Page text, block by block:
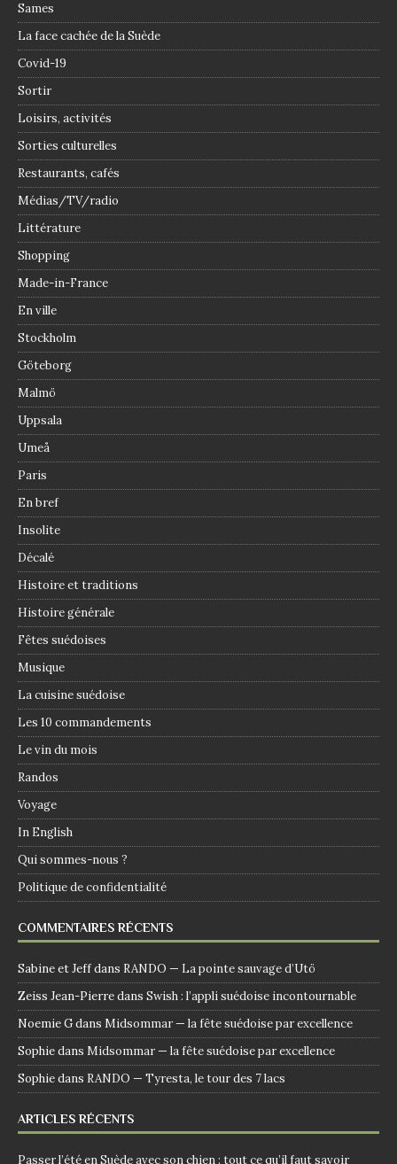
Sames
La face cachée de la Suède
Covid-19
Sortir
Loisirs, activités
Sorties culturelles
Restaurants, cafés
Médias/TV/radio
Littérature
Shopping
Made-in-France
En ville
Stockholm
Göteborg
Malmö
Uppsala
Umeå
Paris
En bref
Insolite
Décalé
Histoire et traditions
Histoire générale
Fêtes suédoises
Musique
La cuisine suédoise
Les 10 commandements
Le vin du mois
Randos
Voyage
In English
Qui sommes-nous ?
Politique de confidentialité
COMMENTAIRES RÉCENTS
Sabine et Jeffdans RANDO — La pointe sauvage d’Utö
Zeiss Jean-Pierredans Swish : l’appli suédoise incontournable
Noemie Gdans Midsommar — la fête suédoise par excellence
Sophiedans Midsommar — la fête suédoise par excellence
Sophiedans RANDO — Tyresta, le tour des 7 lacs
ARTICLES RÉCENTS
Passer l’été en Suède avec son chien : tout ce qu’il faut savoir